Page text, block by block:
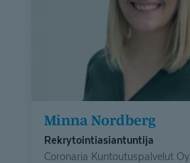
Minna Nordberg
Rekrytointiasiantuntija
Coronaria Kuntoutuspalvelut Oy